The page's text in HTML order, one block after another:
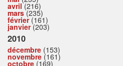
avril(216)
mars(235)
février(161)
janvier(203)
2010
décembre (153)
novembre (161)
octobre (169)